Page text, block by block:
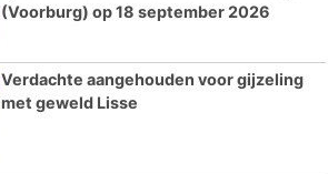
(Voorburg) op 18 september 2026
Verdachte aangehouden voor gijzeling
met geweld Lisse